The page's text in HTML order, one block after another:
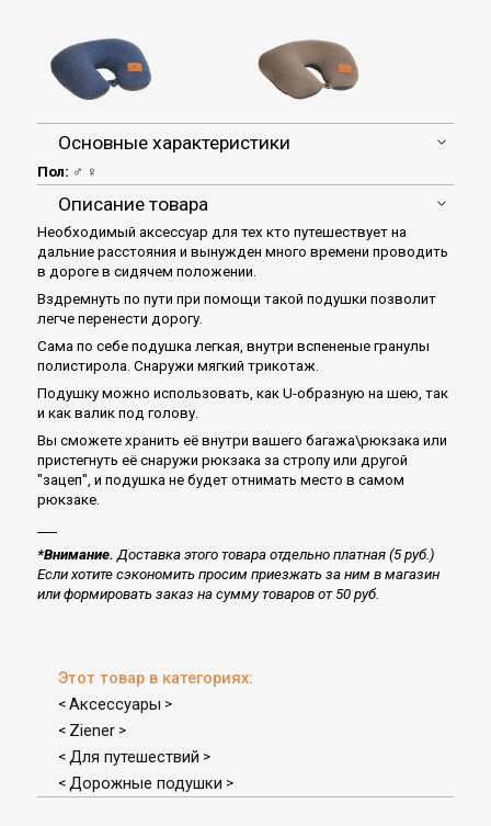
Основные характеристики
Пол: ♂ ♀
Описание товара
Необходимый аксессуар для тех кто путешествует на
дальние расстояния и вынужден много времени проводить
в дороге в сидячем положении.
Вздремнуть по пути при помощи такой подушки позволит
легче перенести дорогу.
Сама по себе подушка легкая, внутри вспененые гранулы
полистирола. Снаружи мягкий трикотаж.
Подушку можно использовать, как U-образную на шею, так
и как валик под голову.
Вы сможете хранить её внутри вашего багажа\рюкзака или
пристегнуть её снаружи рюкзака за стропу или другой
"зацеп", и подушка не будет отнимать место в самом
рюкзаке.
*Внимание. Доставка этого товара отдельно платная (5 руб.)
Если хотите сэкономить просим приезжать за ним в магазин
или формировать заказ на сумму товаров от 50 руб.
Этот товар в категориях:
< Аксессуары >
< Ziener>
< Для путешествий >
< Дорожные подушки >